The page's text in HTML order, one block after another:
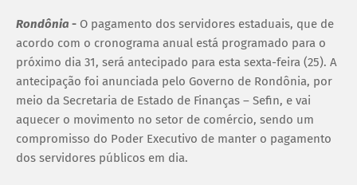
Rondônia - O pagamento dos servidores estaduais, que de
acordo com o cronograma anual está programado para o
próximo dia 31, será antecipado para esta sexta-feira (25). A
antecipação foi anunciada pelo Governo de Rondônia, por
meio da Secretaria de Estado de Finanças – Sefin, e vai
aquecer o movimento no setor de comércio, sendo um
compromisso do Poder Executivo de manter o pagamento
dos servidores públicos em dia.